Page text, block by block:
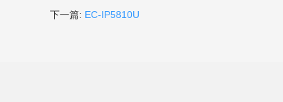
下一篇: EC-IP5810U